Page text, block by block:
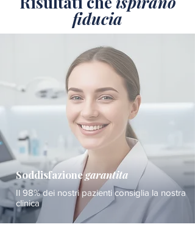
fiducia
Soddisfazionegarantita
Il 98% dei nostri pazienti consiglia la nostra
clinica